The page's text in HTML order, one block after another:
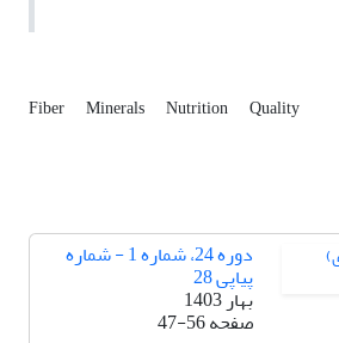
Fiber Minerals Nutrition Quality
دوره 24، شماره 1 - شماره
پیاپی 28
بهار 1403
صفحه47-56